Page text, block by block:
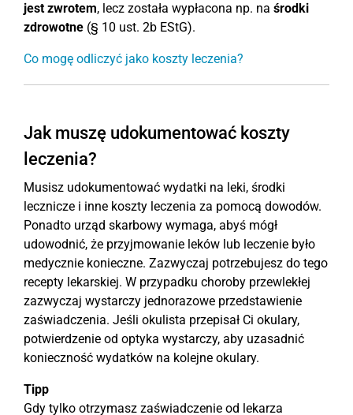
jest zwrotem, lecz została wypłacona np. na środki
zdrowotne (§ 10 ust. 2b EStG).
Co mogę odliczyć jako koszty leczenia?
Jak muszę udokumentować koszty
leczenia?
Musisz udokumentować wydatki na leki, środki
lecznicze i inne koszty leczenia za pomocą dowodów.
Ponadto urząd skarbowy wymaga, abyś mógł
udowodnić, że przyjmowanie leków lub leczenie było
medycznie konieczne. Zazwyczaj potrzebujesz do tego
recepty lekarskiej. W przypadku choroby przewlekłej
zazwyczaj wystarczy jednorazowe przedstawienie
zaświadczenia. Jeśli okulista przepisał Ci okulary,
potwierdzenie od optyka wystarczy, aby uzasadnić
konieczność wydatków na kolejne okulary.
Tipp
Gdy tylko otrzymasz zaświadczenie od lekarza